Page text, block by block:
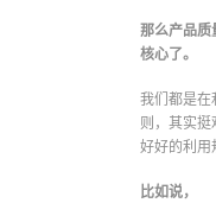
那么产品
核心了。
我们都是
则，其实
好好的利用
比如说，